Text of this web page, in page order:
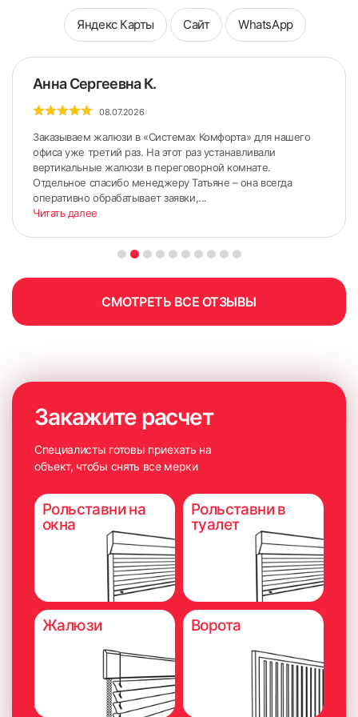
ШИРИНА измеряется по стыкам Штапика и Рамы (по
нижнему и верхнему краю);
ВЫСОТА измеряется по стыкам Штапика и Рамы (по
правому и левому краю).
Важно учесть расположение откосов к створке окна.
6. Приложить короб к окну и выровнять нижнюю часть
короба по сделанным ранее меткам на штапиках.
Яндекс Карты Сайт WhatsApp
Анна Сергеевна К.
08.07.2026
Заказываем жалюзи в «Системах Комфорта» для нашего
офиса уже третий раз. На этот раз устанавливали
вертикальные жалюзи в переговорной комнате.
Отдельное спасибо менеджеру Татьяне – она всегда
оперативно обрабатывает заявки,...
Читать далее
СМОТРЕТЬ ВСЕ ОТЗЫВЫ
Закажите расчет
Специалисты готовы приехать на
объект, чтобы снять все мерки
Рольставни на
окна
Рольставни в
туалет
Жалюзи Ворота